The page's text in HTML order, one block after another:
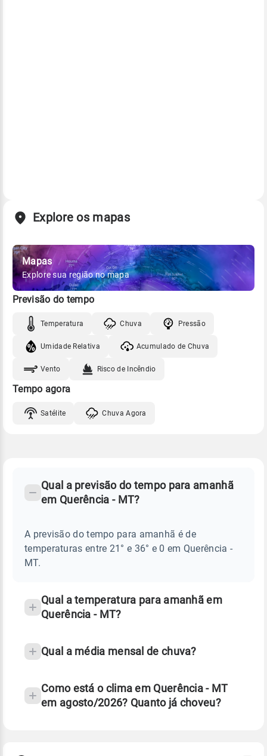
Explore os mapas
Mapas
Explore sua região no mapa
Previsão do tempo
Temperatura Chuva Pressão
Umidade Relativa Acumulado de Chuva
Vento Risco de Incêndio
Tempo agora
Satélite Chuva Agora
QUERÊNCIA
Perguntas
sobre
chuva
Qual a previsão do tempo para amanhã
em Querência - MT?
A previsão do tempo para amanhã é de
temperaturas entre 21° e 36° e 0 em Querência -
MT.
Qual a temperatura para amanhã em
Querência - MT?
Qual a média mensal de chuva?
Como está o clima em Querência - MT
em agosto/2026? Quanto já choveu?